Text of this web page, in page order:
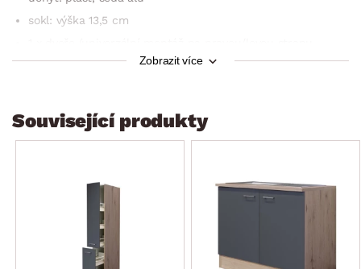
sokl: výška 13,5 cm
úložný prostor, 3 x police výškově nastavitelná)
hloubka skříně: 57 cm
Zobrazit více
Související produkty